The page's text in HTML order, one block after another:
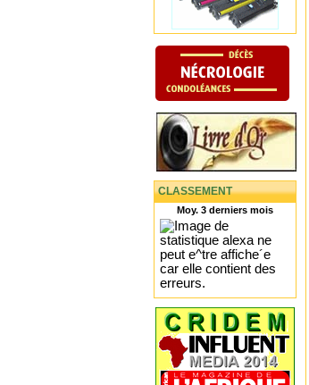
CLASSEMENT
Moy. 3 derniers mois